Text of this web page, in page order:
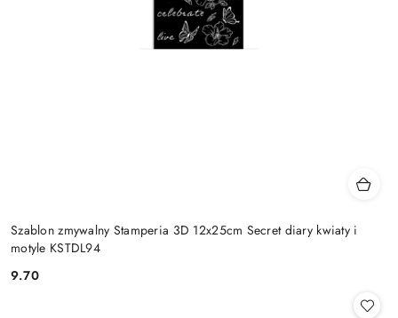
Szablon zmywalny Stamperia 3D 12x25cm Secret diary kwiaty i
motyle KSTDL94
Cena:
9.70